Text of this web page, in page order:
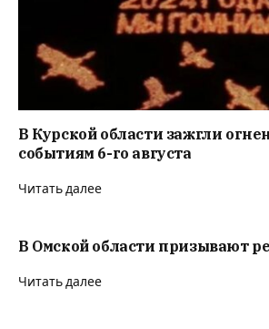
В Курской области зажгли
событиям 6-го августа
Читать далее
В Омской области призывают
Читать далее